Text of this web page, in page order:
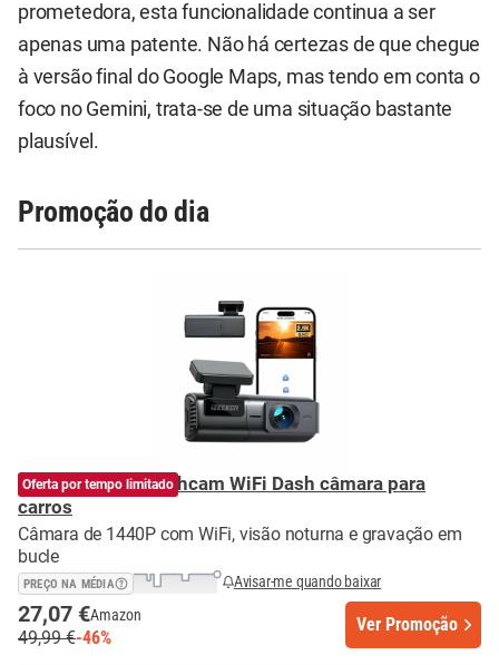
prometedora, esta funcionalidade continua a ser
apenas uma patente. Não há certezas de que chegue
à versão final do Google Maps, mas tendo em conta o
foco no Gemini, trata-se de uma situação bastante
plausível.
Promoção do dia
iZEEKER 2,5 K Dashcam WiFi Dash câmara para
carros
Câmara de 1440P com WiFi, visão noturna e gravação em
bucle
Oferta por tempo limitado
PREÇO NA MÉDIA Avisar-me quando baixar
27,07 €Amazon
49,99 €-46%
Ver Promoção